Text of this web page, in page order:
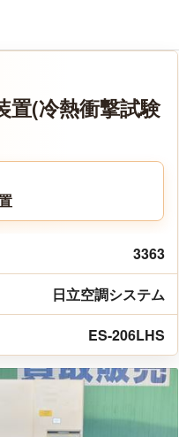
置(冷熱衝撃試験
3363
日立空調システム
ES-206LHS